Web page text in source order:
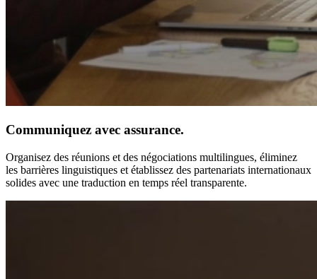
Communiquez avec assurance.
Organisez des réunions et des négociations multilingues, éliminez
les barrières linguistiques et établissez des partenariats internationaux
solides avec une traduction en temps réel transparente.